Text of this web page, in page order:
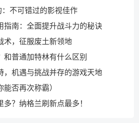
：不可错过的影视佳作
指南：全面提升战斗力的秘诀
术，征服废土新领地
和普通加特林有什么区别
，机遇与挑战并存的游戏天地
否再次称霸）
？纳格兰刷新点最多！